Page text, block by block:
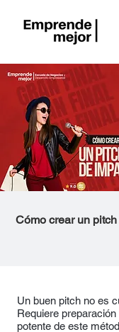
Cómo crear un
Un buen pitch no es
Requiere
potente de este